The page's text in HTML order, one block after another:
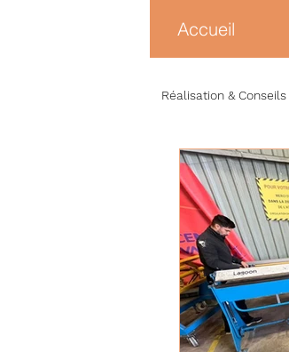
Accueil
Réalisation & Conseils